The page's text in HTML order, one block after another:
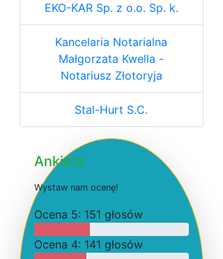
EKO-KAR Sp. z o.o. Sp. k.
Kancelaria Notarialna
Małgorzata Kwella -
Notariusz Złotoryja
Stal-Hurt S.C.
Ankieta
Wystaw nam ocenę!
Ocena 5: 151 głosów
Ocena 4: 141 głosów